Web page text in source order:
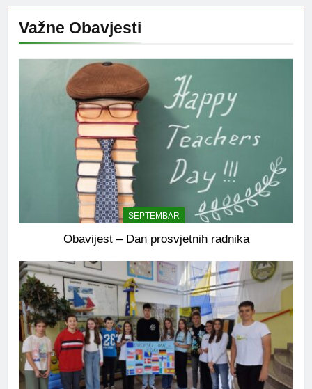
Važne Obavjesti
SEPTEMBAR
Obavijest – Dan prosvjetnih radnika